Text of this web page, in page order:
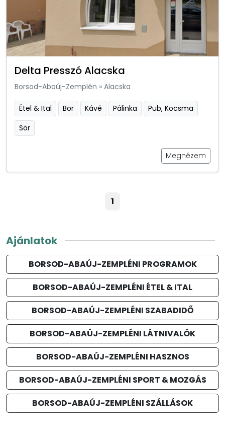
Delta Presszó Alacska
Borsod-Abaúj-Zemplén » Alacska
Étel & Ital Bor Kávé Pálinka
Pub, Kocsma
Sör
Megnézem
1
Ajánlatok
BORSOD-ABAÚJ-ZEMPLÉNI PROGRAMOK
BORSOD-ABAÚJ-ZEMPLÉNI ÉTEL & ITAL
BORSOD-ABAÚJ-ZEMPLÉNI SZABADIDŐ
BORSOD-ABAÚJ-ZEMPLÉNI LÁTNIVALÓK
BORSOD-ABAÚJ-ZEMPLÉNI HASZNOS
BORSOD-ABAÚJ-ZEMPLÉNI SPORT & MOZGÁS
BORSOD-ABAÚJ-ZEMPLÉNI SZÁLLÁSOK